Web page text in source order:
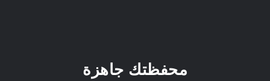
محفظتك جاهزة